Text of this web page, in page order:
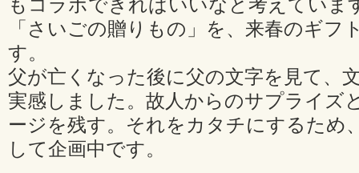
もコラボできればいいなと考えていま
「さいごの贈りもの」を、来春のギフ
す。
父が亡くなった後に父の文字を見て、
実感しました。故人からのサプライズ
ージを残す。それをカタチにするため
して企画中です。